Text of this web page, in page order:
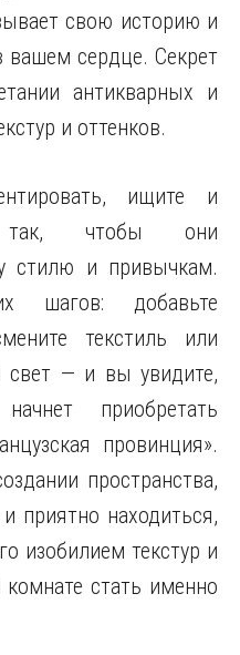
свою историю и
вашем сердце. Секрет
антикварных и
и оттенков.
ищите и
так, чтобы они
стилю и привычкам.
шагов: добавьте
текстиль или
свет — и вы увидите,
приобретать
провинция».
пространства,
приятно находиться,
изобилием текстур и
стать именно